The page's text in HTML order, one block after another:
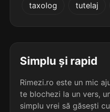
olăritului
aberantului
taxolog tutelaj
Simplu și rapid
Rimezi.ro este un mic
te blochezi la un vers,
simplu vrei să găsești